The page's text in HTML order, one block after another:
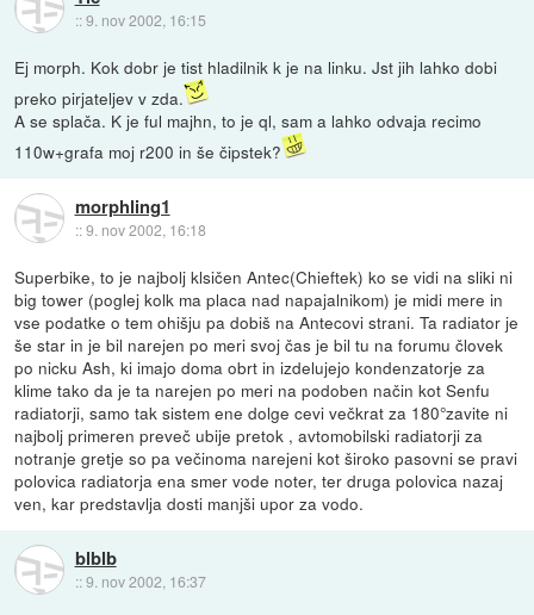
::9. nov 2002, 16:15
Ej morph. Kok dobr je tist hladilnik k je na linku. Jst jih lahko dobi
preko pirjateljev v zda.
A se splača. K je ful majhn, to je ql, sam a lahko odvaja recimo
110w+grafa moj r200 in še čipstek?
morphling1
::9. nov 2002, 16:18
Superbike, to je najbolj klsičen Antec(Chieftek) ko se vidi na sliki ni
big tower (poglej kolk ma placa nad napajalnikom) je midi mere in
vse podatke o tem ohišju pa dobiš na Antecovi strani. Ta radiator je
še star in je bil narejen po meri svoj čas je bil tu na forumu človek
po nicku Ash, ki imajo doma obrt in izdelujejo kondenzatorje za
klime tako da je ta narejen po meri na podoben način kot Senfu
radiatorji, samo tak sistem ene dolge cevi večkrat za 180°zavite ni
najbolj primeren preveč ubije pretok , avtomobilski radiatorji za
notranje gretje so pa večinoma narejeni kot široko pasovni se pravi
polovica radiatorja ena smer vode noter, ter druga polovica nazaj
ven, kar predstavlja dosti manjši upor za vodo.
blblb
::9. nov 2002, 16:37